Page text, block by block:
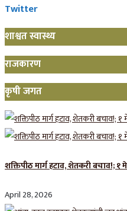
Twitter
शाश्वत स्वास्थ्य
राजकारण
कृषी जगत
शक्तिपीठ मार्ग हटाव, शेतकरी बचाव!; १
April 28, 2026